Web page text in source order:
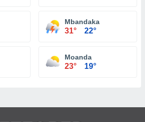
Mbandaka
31° 22°
Moanda
23° 19°